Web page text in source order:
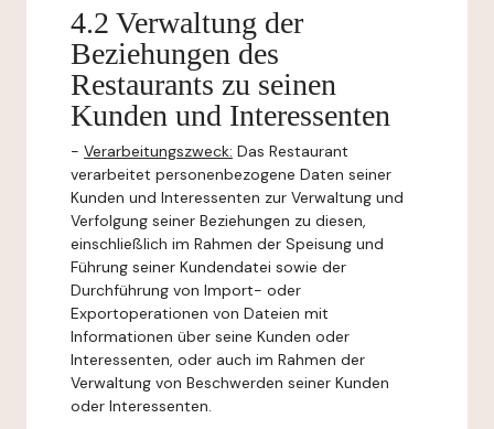
4.2 Verwaltung der
Beziehungen des
Restaurants zu seinen
Kunden und Interessenten
- Verarbeitungszweck: Das Restaurant
verarbeitet personenbezogene Daten seiner
Kunden und Interessenten zur Verwaltung und
Verfolgung seiner Beziehungen zu diesen,
einschließlich im Rahmen der Speisung und
Führung seiner Kundendatei sowie der
Durchführung von Import- oder
Exportoperationen von Dateien mit
Informationen über seine Kunden oder
Interessenten, oder auch im Rahmen der
Verwaltung von Beschwerden seiner Kunden
oder Interessenten.